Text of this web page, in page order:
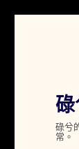
碌兮
常。